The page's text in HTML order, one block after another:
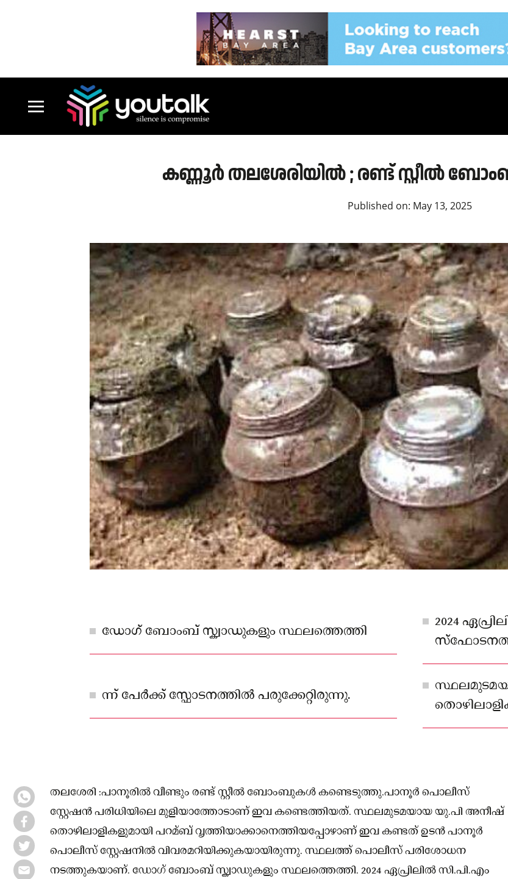
കണ്ണൂർ തലശേരിയിൽ ; രണ്ട് സ്റ്റീൽ
Published on: May 13, 2025
ഡോഗ് ബോംബ് സ്ക്വാഡുകളും സ്ഥലത്തെത്തി
2024
ന്ന് പേർക്ക് സ്ഫോടനത്തിൽ പരുക്കേറ്റിരുന്നു.
തലശേരി :പാനൂരിൽ വീണ്ടും രണ്ട് സ്റ്റീൽ ബോംബുകൾ കണ്ടെടുത്തു.പാനൂർ പൊലീസ്
സ്റ്റേഷൻ പരിധിയിലെ മുളിയാത്തോടാണ് ഇവ കണ്ടെത്തിയത്. സ്ഥലമുടമയായ യു.പി അനീഷ്
തൊഴിലാളികളുമായി പറമ്ബ് വൃത്തിയാക്കാനെത്തിയപ്പോഴാണ് ഇവ കണ്ടത് ഉടൻ പാനൂർ
പൊലീസ് സ്റ്റേഷനിൽ വിവരമറിയിക്കുകയായിരുന്നു. സ്ഥലത്ത് പൊലീസ് പരിശോധന
നടത്തുകയാണ്. ഡോഗ് ബോംബ് സ്ക്വാഡുകളും സ്ഥലത്തെത്തി. 2024 ഏപ്രിലിൽ സി.പി.എം